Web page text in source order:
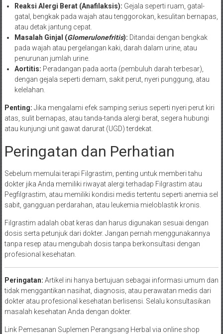
Reaksi Alergi Berat (Anafilaksis): Gejala seperti ruam, gatal-
gatal, bengkak pada wajah atau tenggorokan, kesulitan bernapas,
atau detak jantung cepat.
Masalah Ginjal (Glomerulonefritis): Ditandai dengan bengkak
pada wajah atau pergelangan kaki, darah dalam urine, atau
penurunan jumlah urine.
Aortitis: Peradangan pada aorta (pembuluh darah terbesar),
dengan gejala seperti demam, sakit perut, nyeri punggung, atau
kelelahan.
Penting: Jika mengalami efek samping serius seperti nyeri perut kiri
atas, sulit bernapas, atau tanda-tanda alergi berat, segera hubungi
atau kunjungi unit gawat darurat (UGD) terdekat.
Peringatan dan Perhatian
Sebelum memulai terapi Filgrastim, penting untuk memberi tahu
dokter jika Anda memiliki riwayat alergi terhadap Filgrastim atau
Pegfilgrastim, atau memiliki kondisi medis tertentu seperti anemia sel
sabit, gangguan perdarahan, atau leukemia mieloblastik kronis.
Filgrastim adalah obat keras dan harus digunakan sesuai dengan
dosis serta petunjuk dari dokter. Jangan pernah menggunakannya
tanpa resep atau mengubah dosis tanpa berkonsultasi dengan
profesional kesehatan.
Peringatan: Artikel ini hanya bertujuan sebagai informasi umum dan
tidak menggantikan nasihat, diagnosis, atau perawatan medis dari
dokter atau profesional kesehatan berlisensi. Selalu konsultasikan
masalah kesehatan Anda dengan dokter.
Link Pemesanan Suplemen Perangsang Herbal via online shop